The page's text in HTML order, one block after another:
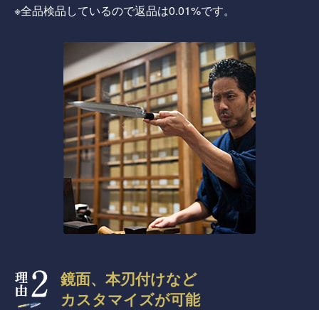
※全品検品しているので返品は0.01%です。
鏡面、本刃付けなど
カスタマイズが可能